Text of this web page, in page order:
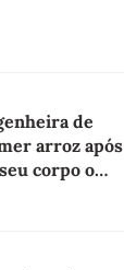
de
arroz após
corpo o